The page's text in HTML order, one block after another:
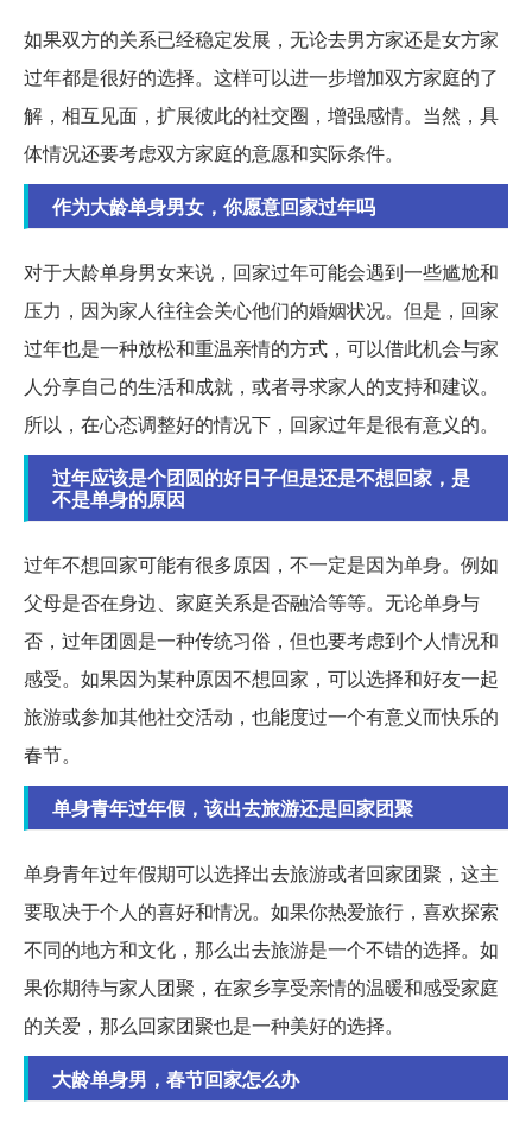
如果双方的关系已经稳定发展，无论去男方家还是女方家
过年都是很好的选择。这样可以进一步增加双方家庭的了
解，相互见面，扩展彼此的社交圈，增强感情。当然，具
体情况还要考虑双方家庭的意愿和实际条件。
作为大龄单身男女，你愿意回家过年吗
对于大龄单身男女来说，回家过年可能会遇到一些尴尬和
压力，因为家人往往会关心他们的婚姻状况。但是，回家
过年也是一种放松和重温亲情的方式，可以借此机会与家
人分享自己的生活和成就，或者寻求家人的支持和建议。
所以，在心态调整好的情况下，回家过年是很有意义的。
过年应该是个团圆的好日子但是还是不想回家，是
不是单身的原因
过年不想回家可能有很多原因，不一定是因为单身。例如
父母是否在身边、家庭关系是否融洽等等。无论单身与
否，过年团圆是一种传统习俗，但也要考虑到个人情况和
感受。如果因为某种原因不想回家，可以选择和好友一起
旅游或参加其他社交活动，也能度过一个有意义而快乐的
春节。
单身青年过年假，该出去旅游还是回家团聚
单身青年过年假期可以选择出去旅游或者回家团聚，这主
要取决于个人的喜好和情况。如果你热爱旅行，喜欢探索
不同的地方和文化，那么出去旅游是一个不错的选择。如
果你期待与家人团聚，在家乡享受亲情的温暖和感受家庭
的关爱，那么回家团聚也是一种美好的选择。
大龄单身男，春节回家怎么办